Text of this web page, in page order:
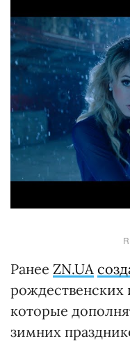
Ранее ZN.UA
рождественских
которые
зимних